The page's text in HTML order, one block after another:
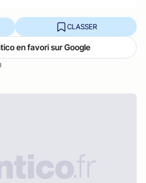
CLASSER
en favori sur Google